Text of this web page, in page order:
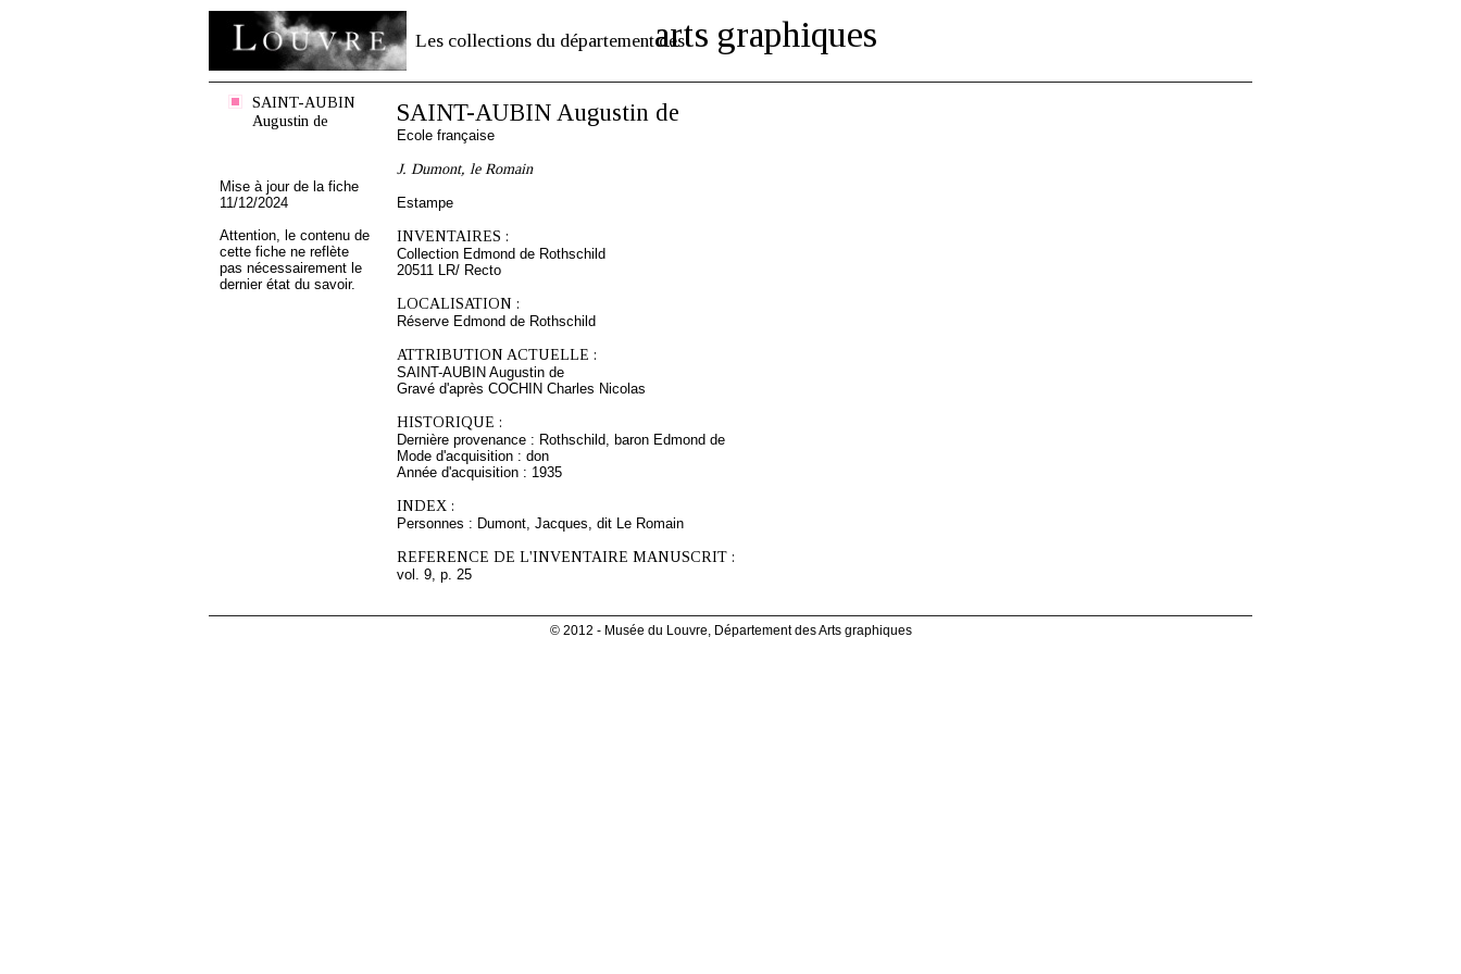
Les collections du département desarts graphiques
SAINT-AUBIN
Augustin de
Mise à jour de la fiche
11/12/2024
Attention, le contenu de
cette fiche ne reflète
pas nécessairement le
dernier état du savoir.
SAINT-AUBIN Augustin de
Ecole française
J. Dumont, le Romain
Estampe
INVENTAIRES :
Collection Edmond de Rothschild
20511 LR/ Recto
LOCALISATION :
Réserve Edmond de Rothschild
ATTRIBUTION ACTUELLE :
SAINT-AUBIN Augustin de
Gravé d'après COCHIN Charles Nicolas
HISTORIQUE :
Dernière provenance : Rothschild, baron Edmond de
Mode d'acquisition : don
Année d'acquisition : 1935
INDEX :
Personnes : Dumont, Jacques, dit Le Romain
REFERENCE DE L'INVENTAIRE MANUSCRIT :
vol. 9, p. 25
© 2012 - Musée du Louvre, Département des Arts graphiques